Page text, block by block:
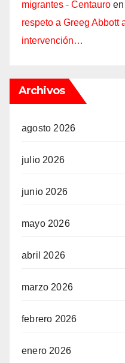
migrantes - Centauro en
respeto a Greeg Abbott
intervención…
Archivos
agosto 2026
julio 2026
junio 2026
mayo 2026
abril 2026
marzo 2026
febrero 2026
enero 2026